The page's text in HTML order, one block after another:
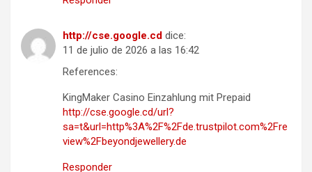
http://cse.google.cd dice:
11 de julio de 2026 a las 16:42
References:
KingMaker Casino Einzahlung mit Prepaid
http://cse.google.cd/url?
sa=t&url=http%3A%2F%2Fde.trustpilot.com%2Fre
view%2Fbeyondjewellery.de
Responder